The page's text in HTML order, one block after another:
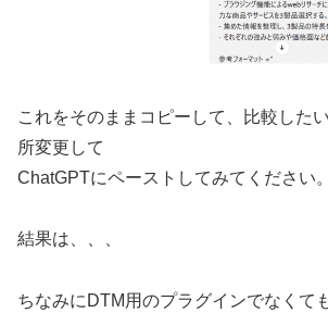
これをそのままコピーして、比較した
所変更して
ChatGPTにペーストしてみてください。
結果は、、、
ちなみにDTM用のプラグインでなくて